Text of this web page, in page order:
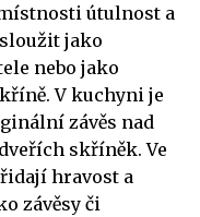
útulnost a
jako
nebo jako
V kuchyni je
závěs nad
skříněk. Ve
hravost a
závěsy či